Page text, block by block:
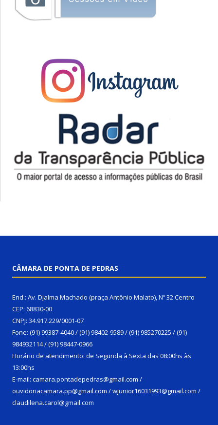
CÂMARA DE PONTA DE PEDRAS
End.: Av. Djalma Machado (praça Antônio Malato), Nº 32 Centro
CEP: 68830-00
CNPJ: 34.917.229/0001-07
Fone: (91) 99387-4040 / (91) 98402-9589 / (91) 985270225 / (91)
984932114 / (91) 98447-0966
Horário de atendimento: de Segunda à Sexta das 08:00hs às
13:00hs
E-mail: camara.pontadepedras@gmail.com /
ouvidoriacamara.pp@gmail.com / wjunior16031993@gmail.com /
claudilena.carol@gmail.com